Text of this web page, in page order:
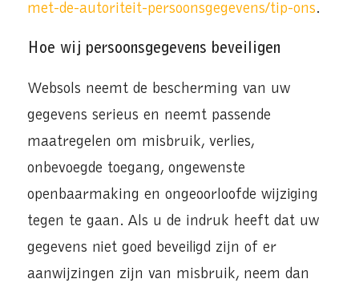
met-de-autoriteit-persoonsgegevens/tip-ons.
Hoe wij persoonsgegevens beveiligen
Websols neemt de bescherming van uw
gegevens serieus en neemt passende
maatregelen om misbruik, verlies,
onbevoegde toegang, ongewenste
openbaarmaking en ongeoorloofde wijziging
tegen te gaan. Als u de indruk heeft dat uw
gegevens niet goed beveiligd zijn of er
aanwijzingen zijn van misbruik, neem dan